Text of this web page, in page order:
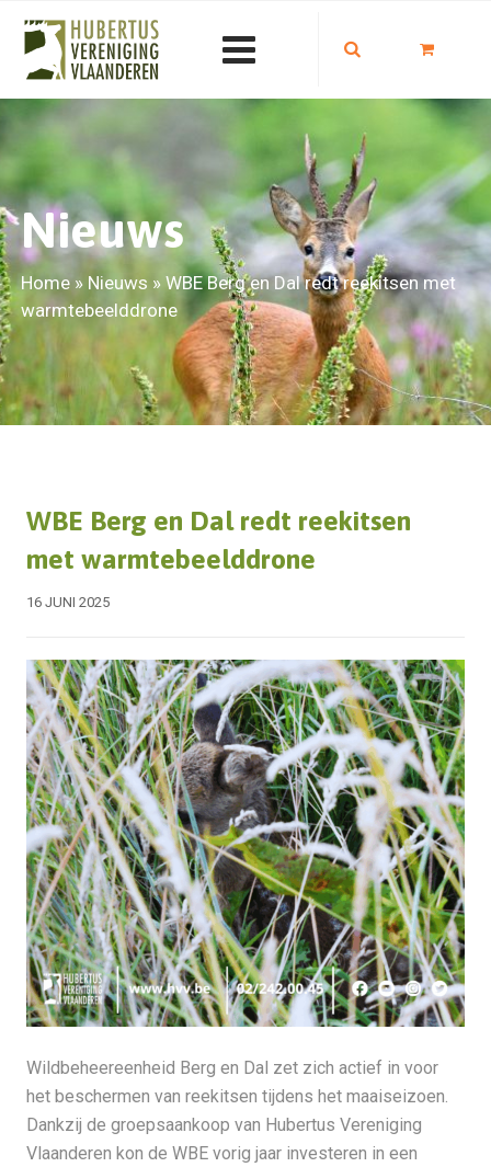
Nieuws
Home» Nieuws »WBE Berg en Dal redt reekitsen met
warmtebeelddrone
WBE Berg en Dal redt reekitsen
met warmtebeelddrone
16 JUNI 2025
Wildbeheereenheid Berg en Dal zet zich actief in voor
het beschermen van reekitsen tijdens het maaiseizoen.
Dankzij de groepsaankoop van Hubertus Vereniging
Vlaanderen kon de WBE vorig jaar investeren in een